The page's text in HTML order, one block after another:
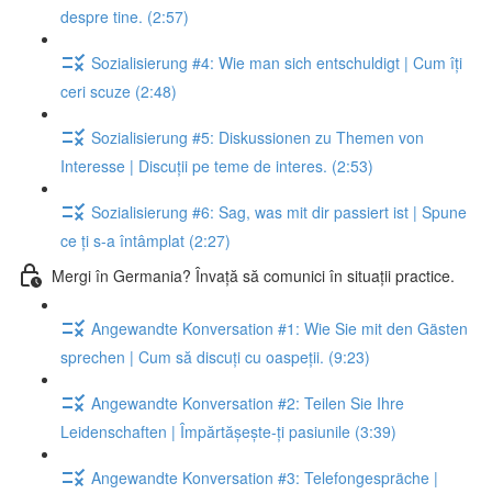
despre tine. (2:57)
Sozialisierung #4: Wie man sich entschuldigt | Cum îți
ceri scuze (2:48)
Sozialisierung #5: Diskussionen zu Themen von
Interesse | Discuții pe teme de interes. (2:53)
Sozialisierung #6: Sag, was mit dir passiert ist | Spune
ce ți s-a întâmplat (2:27)
Mergi în Germania? Învață să comunici în situații practice.
Angewandte Konversation #1: Wie Sie mit den Gästen
sprechen | Cum să discuți cu oaspeții. (9:23)
Angewandte Konversation #2: Teilen Sie Ihre
Leidenschaften | Împărtășește-ți pasiunile (3:39)
Angewandte Konversation #3: Telefongespräche |